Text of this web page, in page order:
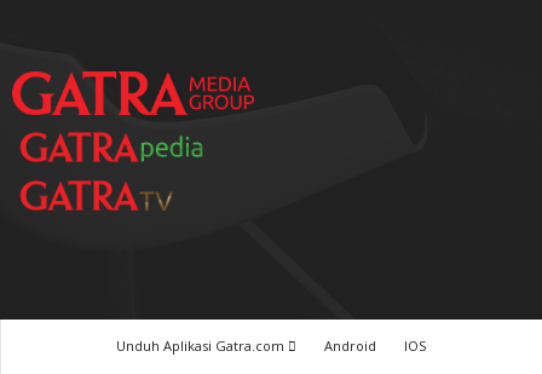
Unduh Aplikasi Gatra.com Android
IOS